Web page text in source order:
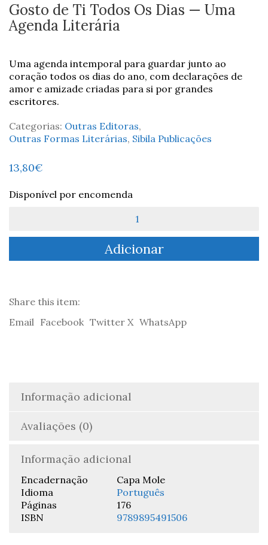
Gosto de Ti Todos Os Dias — Uma
Agenda Literária
Uma agenda intemporal para guardar junto ao
coração todos os dias do ano, com declarações de
amor e amizade criadas para si por grandes
escritores.
Categorias: Outras Editoras,
Outras Formas Literárias, Sibila Publicações
13,80€
Disponível por encomenda
Gosto
Ti
Dias
Uma
Adicionar
Share this item:
Email Facebook Twitter X WhatsApp
Informação adicional
Avaliações (0)
Informação adicional
Encadernação
Capa Mole
Idioma
Português
Páginas
176
ISBN
9789895491506